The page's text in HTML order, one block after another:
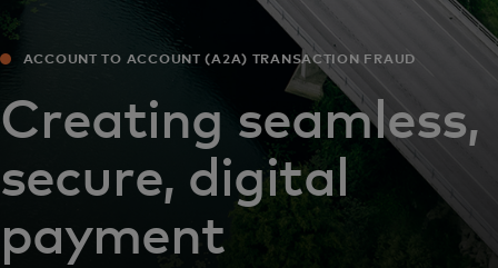
ACCOUNT TO ACCOUNT (A2A) TRANSACTION FRAUD
Creating seamless,
secure, digital
payment